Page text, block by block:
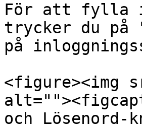
För att fylla i
trycker du på
på
<figure><img
och Lösenord-